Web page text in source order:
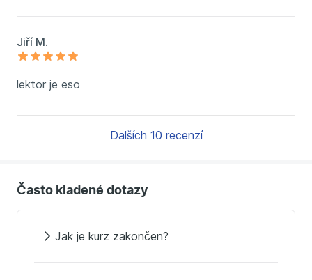
Jiří M.
lektor je eso
Dalších 10 recenzí
Často kladené dotazy
Jak je kurz zakončen?